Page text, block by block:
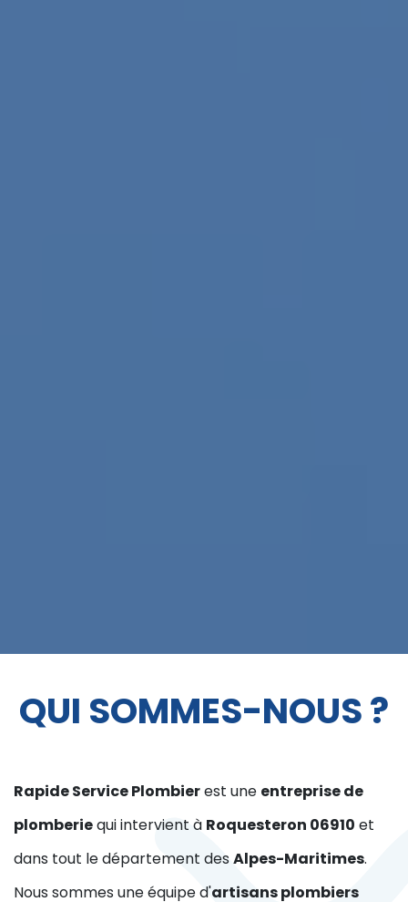
QUI SOMMES-NOUS ?
Rapide Service Plombierest une entreprise de
plomberiequi intervient à Roquesteron 06910 et
dans tout le département desAlpes-Maritimes.
Nous sommes une équipe d'artisans plombiers